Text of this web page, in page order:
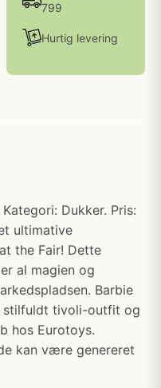
799
Hurtig levering
Dukker. Pris:
ultimative
the Fair! Dette
al magien og
Barbie
tivoli-outfit og
hos Eurotoys.
kan være genereret